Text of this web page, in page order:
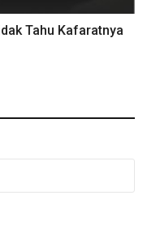
Tahu Kafaratnya